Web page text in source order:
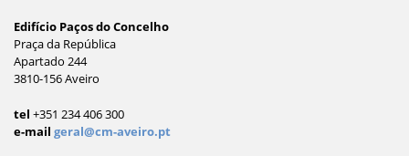
Edifício Paços do Concelho
Praça da República
Apartado 244
3810-156 Aveiro
tel +351 234 406 300
e-mail geral@cm-aveiro.pt